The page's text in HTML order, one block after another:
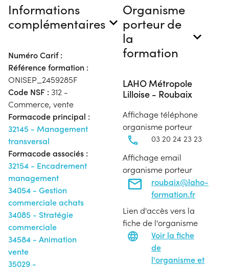
Informations
complémentaires
Numéro Carif :
Référence formation :
ONISEP_2459285F
Code NSF : 312 -
Commerce, vente
Formacode principal :
32145 - Management
transversal
Formacode associés :
32154 - Encadrement
management
34054 - Gestion
commerciale achats
34085 - Stratégie
commerciale
34584 - Animation
vente
35029 -
Organisme
porteur de
la
formation
LAHO Métropole
Lilloise - Roubaix
Affichage téléphone
organisme porteur
03 20 24 23 23
Affichage email
organisme porteur
roubaix@laho-
formation.fr
Lien d'accès vers la
fiche de l'organisme
Voir la fiche
de
l'organisme et